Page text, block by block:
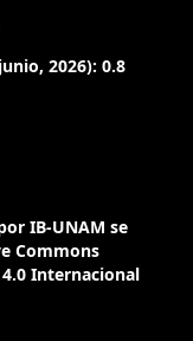
2026): 0.8
IB-UNAM se
Commons
Internacional